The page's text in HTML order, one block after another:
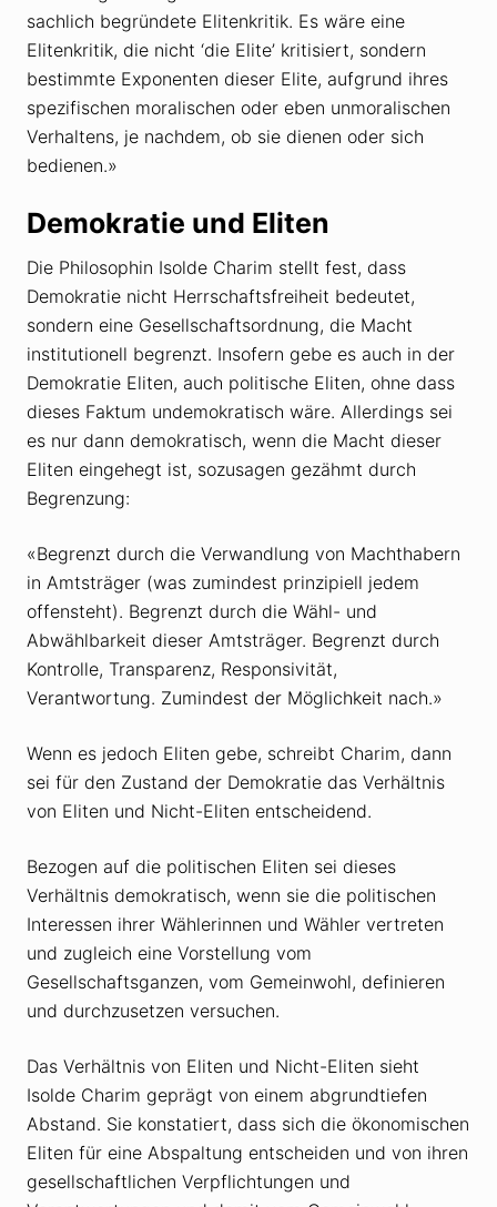
sachlich begründete Elitenkritik. Es wäre eine
Elitenkritik, die nicht ‘die Elite’ kritisiert, sondern
bestimmte Exponenten dieser Elite, aufgrund ihres
spezifischen moralischen oder eben unmoralischen
Verhaltens, je nachdem, ob sie dienen oder sich
bedienen.»
Demokratie und Eliten
Die Philosophin Isolde Charim stellt fest, dass
Demokratie nicht Herrschaftsfreiheit bedeutet,
sondern eine Gesellschaftsordnung, die Macht
institutionell begrenzt. Insofern gebe es auch in der
Demokratie Eliten, auch politische Eliten, ohne dass
dieses Faktum undemokratisch wäre. Allerdings sei
es nur dann demokratisch, wenn die Macht dieser
Eliten eingehegt ist, sozusagen gezähmt durch
Begrenzung:
«Begrenzt durch die Verwandlung von Machthabern
in Amtsträger (was zumindest prinzipiell jedem
offensteht). Begrenzt durch die Wähl- und
Abwählbarkeit dieser Amtsträger. Begrenzt durch
Kontrolle, Transparenz, Responsivität,
Verantwortung. Zumindest der Möglichkeit nach.»
Wenn es jedoch Eliten gebe, schreibt Charim, dann
sei für den Zustand der Demokratie das Verhältnis
von Eliten und Nicht-Eliten entscheidend.
Bezogen auf die politischen Eliten sei dieses
Verhältnis demokratisch, wenn sie die politischen
Interessen ihrer Wählerinnen und Wähler vertreten
und zugleich eine Vorstellung vom
Gesellschaftsganzen, vom Gemeinwohl, definieren
und durchzusetzen versuchen.
Das Verhältnis von Eliten und Nicht-Eliten sieht
Isolde Charim geprägt von einem abgrundtiefen
Abstand. Sie konstatiert, dass sich die ökonomischen
Eliten für eine Abspaltung entscheiden und von ihren
gesellschaftlichen Verpflichtungen und